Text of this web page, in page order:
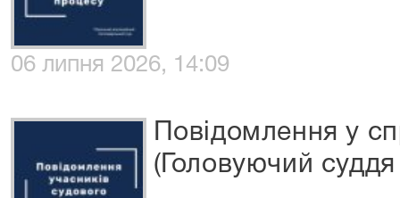
06 липня 2026, 14:09
Повідомлення у
(Головуючий